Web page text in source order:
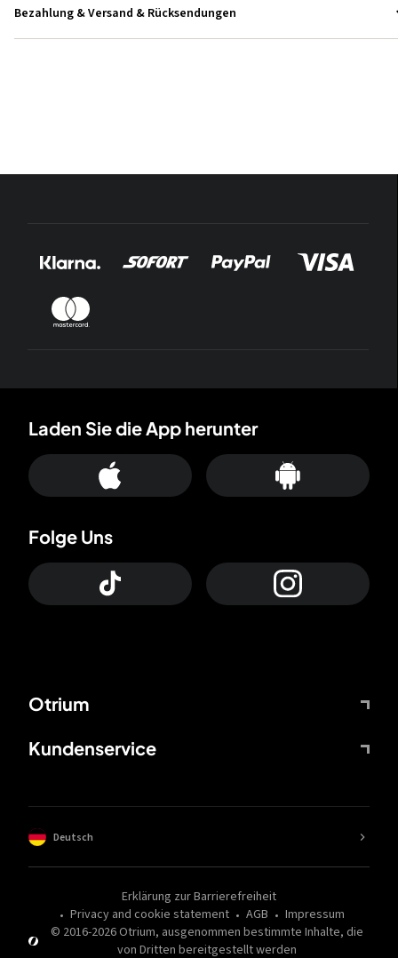
Bezahlung & Versand & Rücksendungen
Otrium
Kundenservice
Laden Sie die App herunter
Folge Uns
© 2016-2026Otrium, ausgenommen bestimmte Inhalte, die
von Dritten bereitgestellt werden
Erklärung zur Barrierefreiheit
Privacy and cookie statement
AGB Impressum
Deutsch